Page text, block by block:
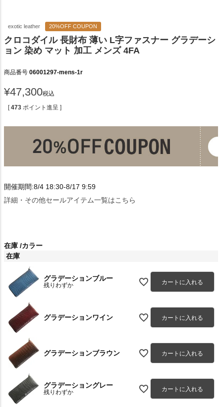
exotic leather 20%OFF COUPON
クロコダイル 長財布 薄い L字ファスナー グラデーシ
ョン 染め マット 加工 メンズ 4FA
商品番号 06001297-mens-1r
¥47,300税込
[ 473 ポイント進呈 ]
開催期間:8/4 18:30-8/17 9:59
詳細・その他セールアイテム一覧はこちら
在庫 カラー
在庫
グラデーションブルー
残りわずか カートに入れる
グラデーションワイン カートに入れる
グラデーションブラウン カートに入れる
グラデーショングレー
残りわずか カートに入れる